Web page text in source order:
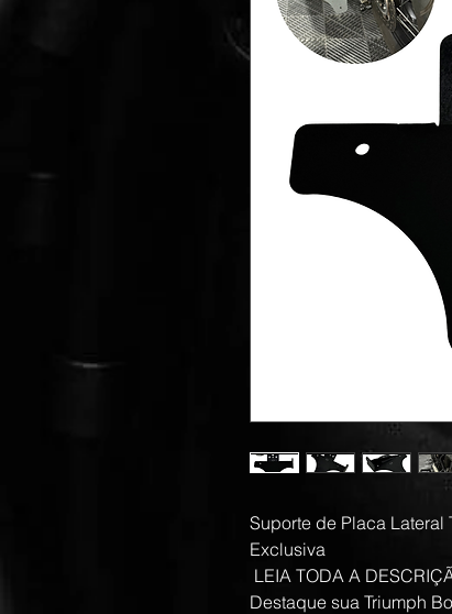
Suporte de Placa Lateral
Exclusiva
LEIA TODA A
Destaque sua Triumph